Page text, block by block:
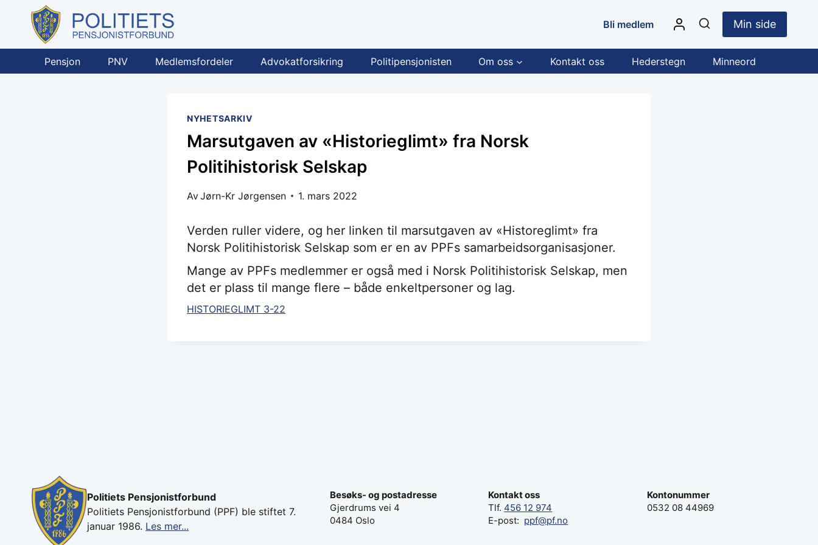
content
Bli medlem Min side
Pensjon PNV Medlemsfordeler Advokatforsikring Politipensjonisten Om oss Kontakt oss Hederstegn Minneord
NYHETSARKIV
Marsutgaven av «Historieglimt» fra Norsk
Politihistorisk Selskap
AvJørn-Kr Jørgensen 1. mars 2022
Verden ruller videre, og her linken til marsutgaven av «Historeglimt» fra
Norsk Politihistorisk Selskap som er en av PPFs samarbeidsorganisasjoner.
Mange av PPFs medlemmer er også med i Norsk Politihistorisk Selskap, men
det er plass til mange flere – både enkeltpersoner og lag.
HISTORIEGLIMT 3-22
Politiets Pensjonistforbund
Politiets Pensjonistforbund (PPF) ble stiftet 7.
januar 1986. Les mer...
Besøks- og postadresse
Gjerdrums vei 4
0484 Oslo
Kontakt oss
Tlf.456 12 974
E-post: ppf@pf.no
Kontonummer
0532 08 44969